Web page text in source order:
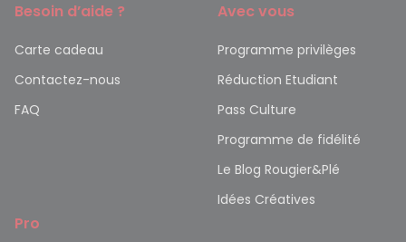
Besoin d’aide ?
Carte cadeau
Contactez-nous
FAQ
Avec vous
Programme privilèges
Réduction Etudiant
Pass Culture
Programme de fidélité
Le Blog Rougier&Plé
Idées Créatives
Pro